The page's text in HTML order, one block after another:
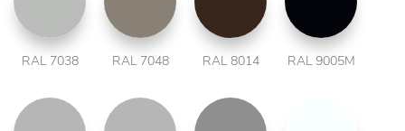
RAL 7038 RAL 7048 RAL 8014 RAL 9005M